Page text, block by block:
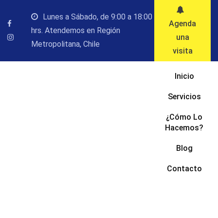
contenido
Lunes a Sábado, de 9:00 a 18:00
hrs. Atendemos en Región
Metropolitana, Chile
Agenda
una
visita
Inicio
Servicios
¿Cómo Lo
Hacemos?
Blog
Contacto